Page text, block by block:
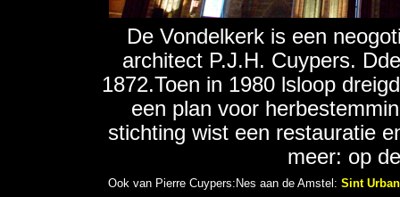
De Vondelkerk is een
architect P.J.H. Cuypers.
1872.Toen in 1980 lsloop
een plan voor
stichting wist een restauratie
meer: op
Ook van Pierre Cuypers:Nes aan de Amstel: Sint